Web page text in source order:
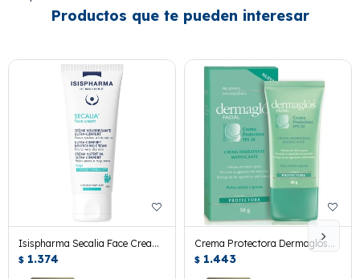
Productos que te pueden interesar
Isispharma Secalia Face Cream
40 Ml.
$ 1.374
Crema Protectora Dermaglós
Fps 30. 50 Grs.
$ 1.443